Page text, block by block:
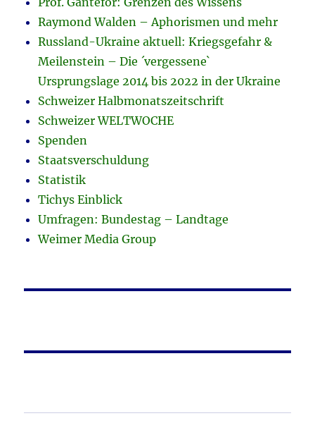
Raymond Walden – Aphorismen und mehr
Russland-Ukraine aktuell: Kriegsgefahr &
Meilenstein – Die ´vergessene`
Ursprungslage 2014 bis 2022 in der Ukraine
Schweizer Halbmonatszeitschrift
Schweizer WELTWOCHE
Spenden
Staatsverschuldung
Statistik
Tichys Einblick
Umfragen: Bundestag – Landtage
Weimer Media Group